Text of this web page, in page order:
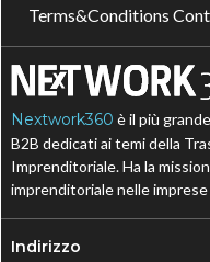
Terms&Conditions
Nextwork360 è il più
B2B dedicati ai temi della
Imprenditoriale. Ha la
imprenditoriale nelle
Indirizzo